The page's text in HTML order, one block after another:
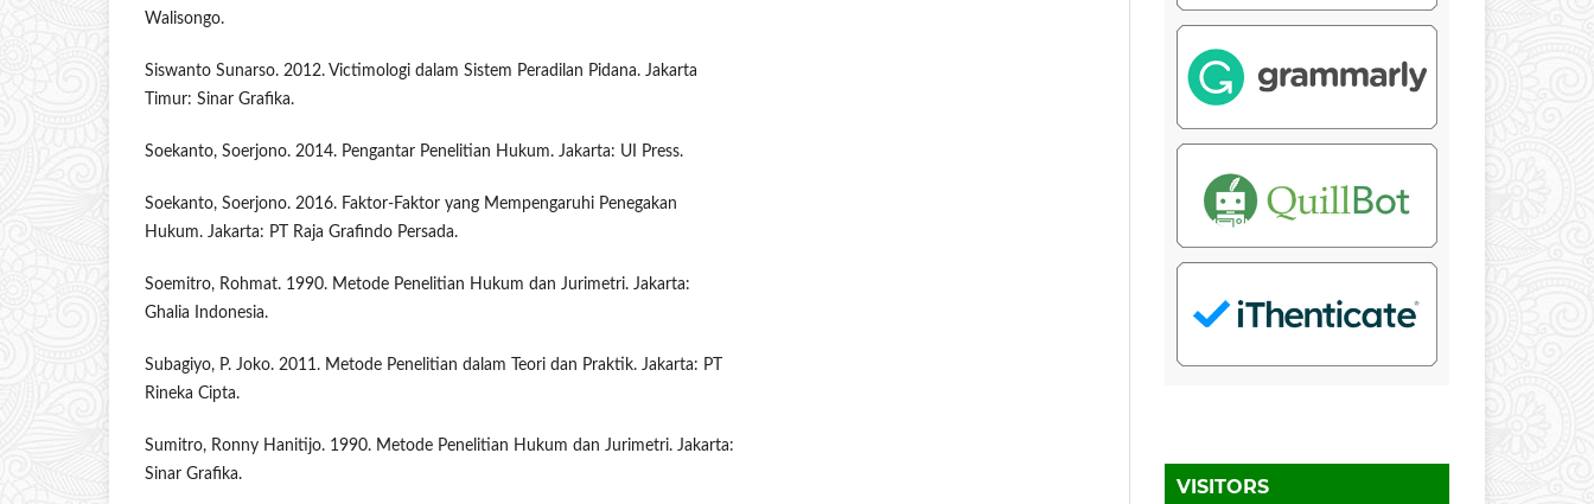
Walisongo.
Siswanto Sunarso. 2012. Victimologi dalam Sistem Peradilan Pidana. Jakarta
Timur: Sinar Grafika.
Soekanto, Soerjono. 2014. Pengantar Penelitian Hukum. Jakarta: UI Press.
Soekanto, Soerjono. 2016. Faktor-Faktor yang Mempengaruhi Penegakan
Hukum. Jakarta: PT Raja Grafindo Persada.
Soemitro, Rohmat. 1990. Metode Penelitian Hukum dan Jurimetri. Jakarta:
Ghalia Indonesia.
Subagiyo, P. Joko. 2011. Metode Penelitian dalam Teori dan Praktik. Jakarta: PT
Rineka Cipta.
Sumitro, Ronny Hanitijo. 1990. Metode Penelitian Hukum dan Jurimetri. Jakarta:
Sinar Grafika.
VISITORS